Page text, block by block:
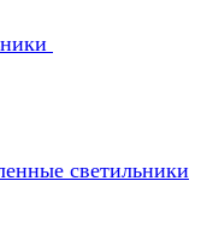
светильники